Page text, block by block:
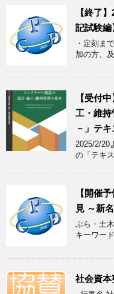
【終了
記試験編
・定刻ま
加の方、
【受付
工・維持
－」テ
2025/2/20
の「テキ
【開催
見 ～新
ぶら・土
キーワー
社会資本